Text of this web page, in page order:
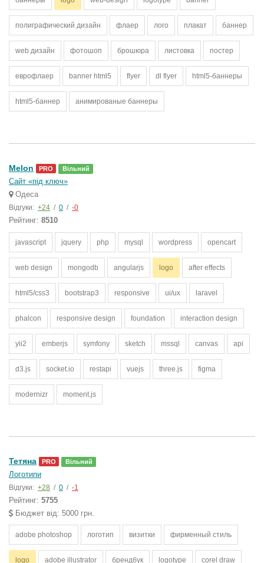
полиграфический дизайн флаер лого плакат баннер
web дизайн фотошоп брошюра листовка постер
еврофлаер banner html5 flyer dl flyer html5-баннеры
html5-баннер анимированые баннеры
Melon PRO Вільний
Сайт «під ключ»
Одеса
Відгуки: +24 / 0 / -0
Рейтинг: 8510
javascript jquery php mysql wordpress opencart
web design mongodb angularjs logo after effects
html5/css3 bootstrap3 responsive ui/ux laravel
phalcon responsive design foundation interaction design
yii2 emberjs symfony sketch mssql canvas api
d3.js socket.io restapi vuejs three.js figma
modernizr moment.js
Тетяна PRO Вільний
Логотипи
Відгуки: +28 / 0 / -1
Рейтинг: 5755
Бюджет від: 5000 грн.
adobe photoshop логотип визитки фирменный стиль
logo adobe illustrator брендбук logotype corel draw